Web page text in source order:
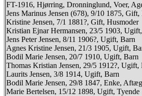
FT-1916, Hjørring, Dronninglund, Voer,
Jens Marinus Jensen (678), 9/10 1875,
Kristine Jensen, 7/1 1881?, Gift, Husmoder
Kristian Ejnar Hermansen, 23/5 1903,
Jens Peter Jensen, 8/11 1906?, Ugift, Barn
Agnes Kristine Jensen, 21/3 1905, Ugift,
Bodil Marie Jensen, 20/7 1910, Ugift, Barn
Thomas Kristian Jensen, 29/5 1912?, Ugift,
Laurits Jensen, 3/8 1914, Ugift, Barn
Bodil Marie Jensen, 29/8 1847, Enke,
Marie Bertelsen, 15/12 1898, Ugift, Tyende